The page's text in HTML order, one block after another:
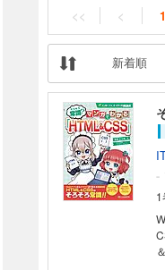
<< < 1
新着順
-
1